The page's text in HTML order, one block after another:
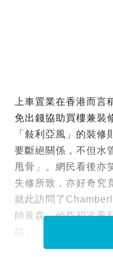
上車置業在香港而
免出錢協助買樓兼裝
「敍利亞風」的裝
要斷絕關係，不但水
甩骨」。網民看後亦
失修所致，亦好奇究
就此訪問了
師黃森，他指初次看
靚」，更指裝修費隨